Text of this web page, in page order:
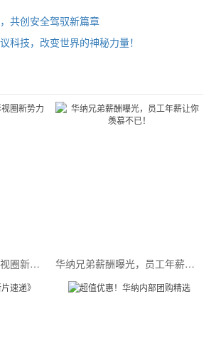
共创安全驾驭新篇章
科技，改变世界的神秘力量！
华纳兄弟牵手男星，影视圈新势力崛起 华纳兄弟薪酬曝光，员工年薪让你羡慕不已！